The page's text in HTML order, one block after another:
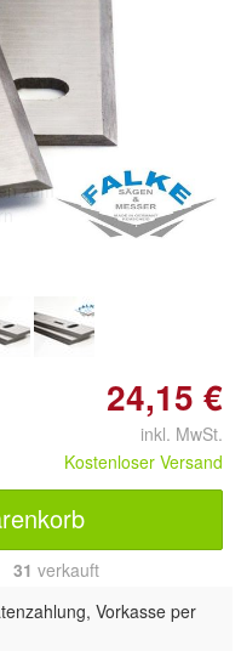
zum
24,15 €
inkl. MwSt.
Kostenloser Versand
31 verkauft
Vorkasse per